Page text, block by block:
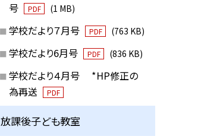
号
PDF (1 MB)
学校だより７月号 PDF (763 KB)
学校だより6月号 PDF (836 KB)
学校だより４月号 *HP修正の
為再送
PDF
放課後子ども教室